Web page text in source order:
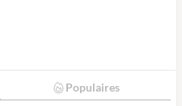
Populaires